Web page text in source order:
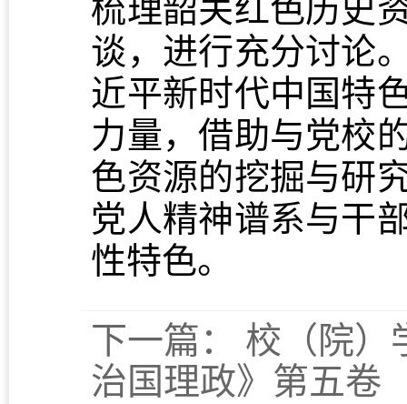
梳理韶关红色历史
谈，进行充分讨论
近平新时代中国特
力量，借助与党校
色资源的挖掘与研
党人精神谱系与干
性特色。
下一篇： 校（院）
治国理政》第五卷